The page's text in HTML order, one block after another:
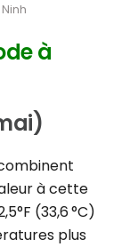
à
à cette
(33,6 °C)
plus